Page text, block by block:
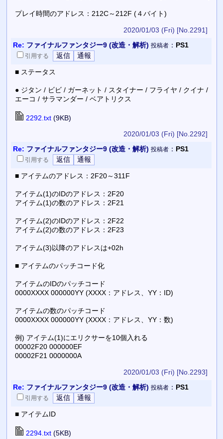
プレイ時間のアドレス：212C～212F (４バイト)
2020/01/03 (Fri) [No.2291]
Re: ファイナルファンタジー9 (改造・解析) 投稿者： PS1
引用する
■ ステータス
● ジタン / ビビ / ガーネット / スタイナー / フライヤ / クイナ /
エーコ / サラマンダー / ベアトリクス
2292.txt(9KB)
2020/01/03 (Fri) [No.2292]
Re: ファイナルファンタジー9 (改造・解析) 投稿者： PS1
引用する
■ アイテムのアドレス：2F20～311F
アイテム(1)のIDのアドレス：2F20
アイテム(1)の数のアドレス：2F21
アイテム(2)のIDのアドレス：2F22
アイテム(2)の数のアドレス：2F23
アイテム(3)以降のアドレスは+02h
■ アイテムのパッチコード化
アイテムのIDのパッチコード
0000XXXX 000000YY (XXXX：アドレス、YY：ID)
アイテムの数のパッチコード
0000XXXX 000000YY (XXXX：アドレス、YY：数)
例) アイテム(1)にエリクサーを10個入れる
00002F20 000000EF
00002F21 0000000A
2020/01/03 (Fri) [No.2293]
Re: ファイナルファンタジー9 (改造・解析) 投稿者： PS1
引用する
■ アイテムID
2294.txt(5KB)